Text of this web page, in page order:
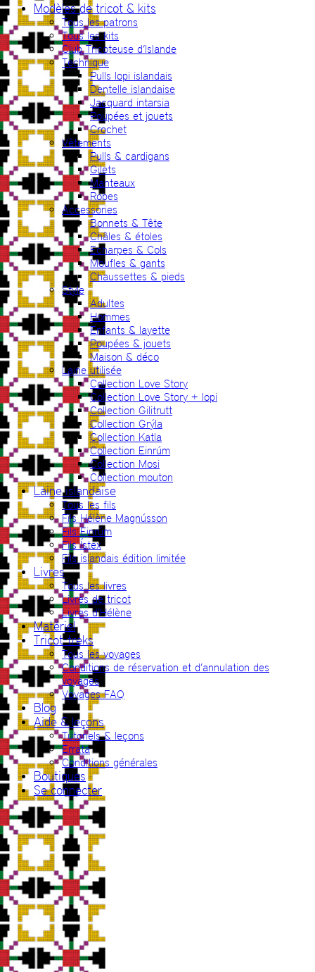
Modèles de tricot & kits
Tous les patrons
Tous les kits
Club Tricoteuse d’Islande
Technique
Pulls lopi islandais
Dentelle islandaise
Jacquard intarsia
Poupées et jouets
Crochet
Vêtements
Pulls & cardigans
Gilets
Manteaux
Robes
Accessories
Bonnets & Tête
Châles & étoles
Echarpes & Cols
Moufles & gants
Chaussettes & pieds
Style
Adultes
Hommes
Enfants & layette
Poupées & jouets
Maison & déco
Laine utilisée
Collection Love Story
Collection Love Story + lopi
Collection Gilitrutt
Collection Grýla
Collection Katla
Collection Einrúm
Collection Mosi
Collection mouton
Laine islandaise
Tous les fils
Fils Hélène Magnússon
Fils Einrúm
Fils Ístex
Fils islandais édition limitée
Livres
Tous les livres
Livres de tricot
Livres d’Hélène
Matériel
Tricot-treks
Tous les voyages
Conditions de réservation et d’annulation des
voyages
Voyages FAQ
Blog
Aide & leçons
Tutoriels & leçons
Errata
Conditions générales
Boutiques
Se connecter